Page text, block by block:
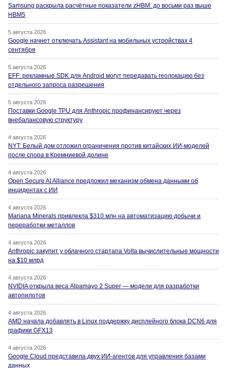
Samsung раскрыла расчётные показатели zHBM: до восьми раз выше
HBM5
5 августа 2026
Google начнет отключать Assistant на мобильных устройствах 4
сентября
5 августа 2026
EFF: рекламные SDK для Android могут передавать геолокацию без
отдельного запроса разрешения
5 августа 2026
Поставки Google TPU для Anthropic профинансируют через
внебалансовую структуру
4 августа 2026
NYT: Белый дом отложил ограничения против китайских ИИ-моделей
после спора в Кремниевой долине
4 августа 2026
Open Secure AI Alliance предложил механизм обмена данными об
инцидентах с ИИ
4 августа 2026
Mariana Minerals привлекла $310 млн на автоматизацию добычи и
переработки металлов
4 августа 2026
Anthropic закупит у облачного стартапа Volta вычислительные мощности
на $10 млрд
4 августа 2026
NVIDIA открыла веса Alpamayo 2 Super — модели для разработки
автопилотов
4 августа 2026
AMD начала добавлять в Linux поддержку дисплейного блока DCN6 для
графики GFX13
4 августа 2026
Google Cloud представила двух ИИ-агентов для управления базами
данных